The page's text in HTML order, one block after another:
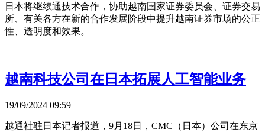
日本将继续通技术合作，协助越南国家证券委员会、证券交易
所、有关各方在新的合作发展阶段中提升越南证券市场的公正
性、透明度和效果。
越南科技公司在日本拓展人工智能业务
19/09/2024 09:59
越通社驻日本记者报道，9月18日，CMC（日本）公司在东京